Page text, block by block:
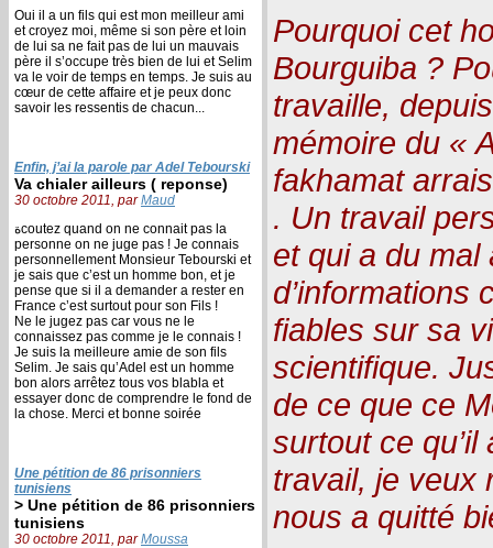
Oui il a un fils qui est mon meilleur ami
et croyez moi, même si son père et loin
de lui sa ne fait pas de lui un mauvais
père il s’occupe très bien de lui et Selim
va le voir de temps en temps. Je suis au
cœur de cette affaire et je peux donc
savoir les ressentis de chacun...
Enfin, j’ai la parole par Adel Tebourski
Va chialer ailleurs ( reponse)
30 octobre 2011, parMaud
ةcoutez quand on ne connait pas la
personne on ne juge pas ! Je connais
personnellement Monsieur Tebourski et
je sais que c’est un homme bon, et je
pense que si il a demander a rester en
France c’est surtout pour son Fils !
Ne le jugez pas car vous ne le
connaissez pas comme je le connais !
Je suis la meilleure amie de son fils
Selim. Je sais qu’Adel est un homme
bon alors arrêtez tous vos blabla et
essayer donc de comprendre le fond de
la chose. Merci et bonne soirée
Une pétition de 86 prisonniers
tunisiens
> Une pétition de 86 prisonniers
tunisiens
30 octobre 2011, parMoussa
Pourquoi cet
Bourguiba ?
travaille,
mémoire du «
fakhamat
. Un travail
et qui a du
d’informations
fiables sur sa
scientifique.
de ce que ce
surtout ce
travail, je veux
nous a quitté